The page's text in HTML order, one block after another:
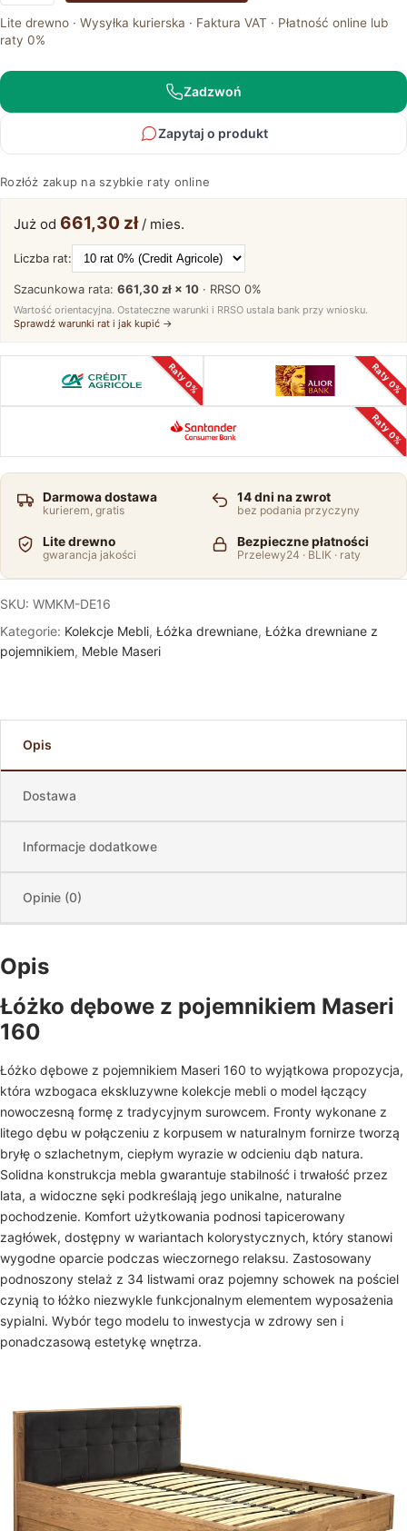
dębowe
z
pojemnikiem
Maseri
Lite drewno · Wysyłka kurierska · Faktura VAT · Płatność online lub
raty 0%
Zadzwoń
Zapytaj o produkt
Rozłóż zakup na szybkie raty online
Już od 661,30 zł/ mies.
Liczba rat:
Szacunkowa rata: 661,30 zł × 10 · RRSO 0%
Wartość orientacyjna. Ostateczne warunki i RRSO ustala bank przy wniosku.
Sprawdź warunki rat i jak kupić →
Raty 0%
Raty 0%
Raty 0%
Darmowa dostawa
kurierem, gratis
14 dni na zwrot
bez podania przyczyny
Lite drewno
gwarancja jakości
Bezpieczne płatności
Przelewy24 · BLIK · raty
SKU: WMKM-DE16
Kategorie: Kolekcje Mebli, Łóżka drewniane, Łóżka drewniane z
pojemnikiem, Meble Maseri
Opis
Dostawa
Informacje dodatkowe
Opinie (0)
Opis
Łóżko dębowe z pojemnikiem Maseri
160
Łóżko dębowe z pojemnikiem Maseri 160 to wyjątkowa propozycja,
która wzbogaca ekskluzywne kolekcje mebli o model łączący
nowoczesną formę z tradycyjnym surowcem. Fronty wykonane z
litego dębu w połączeniu z korpusem w naturalnym fornirze tworzą
bryłę o szlachetnym, ciepłym wyrazie w odcieniu dąb natura.
Solidna konstrukcja mebla gwarantuje stabilność i trwałość przez
lata, a widoczne sęki podkreślają jego unikalne, naturalne
pochodzenie. Komfort użytkowania podnosi tapicerowany
zagłówek, dostępny w wariantach kolorystycznych, który stanowi
wygodne oparcie podczas wieczornego relaksu. Zastosowany
podnoszony stelaż z 34 listwami oraz pojemny schowek na pościel
czynią to łóżko niezwykle funkcjonalnym elementem wyposażenia
sypialni. Wybór tego modelu to inwestycja w zdrowy sen i
ponadczasową estetykę wnętrza.